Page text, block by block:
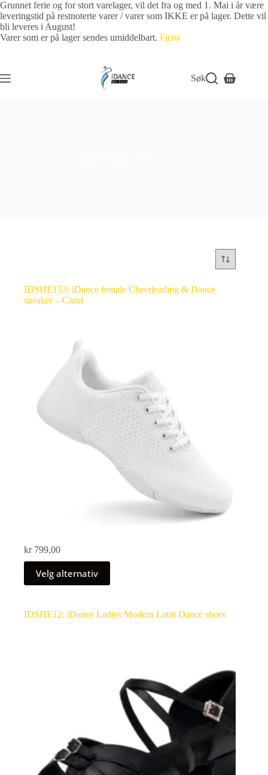
Grunnet ferie og for stort varelager, vil det fra og med 1. Mai i år være
leveringstid på restnoterte varer / varer som IKKE er på lager. Dette vil
bli leveres i August!
Varer som er på lager sendes umiddelbart. Fjern
Søk
IDSHE153: iDance female Cheerleading & Dance
sneaker – Carol
kr799,00
Velg alternativ
IDSHE12: iDance Ladies Modern Latin Dance shoes